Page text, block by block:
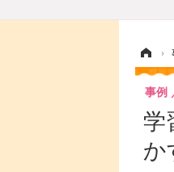
›
学
か
事例